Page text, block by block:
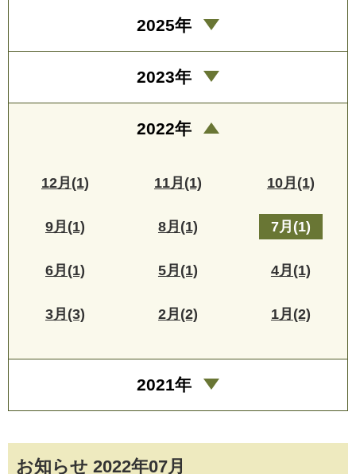
お知らせ 2022年07月
2025年
2023年
2022年
12月(1) 11月(1) 10月(1)
9月(1) 8月(1) 7月(1)
6月(1) 5月(1) 4月(1)
3月(3) 2月(2) 1月(2)
2021年